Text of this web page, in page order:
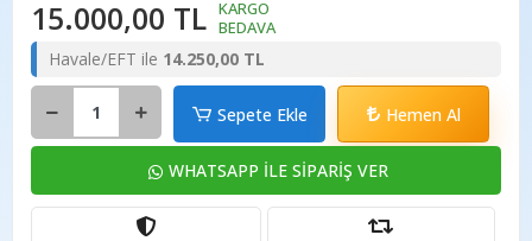
15.000,00 TL KARGO
BEDAVA
Havale/EFT ile 14.250,00 TL
Sepete Ekle Hemen Al
WHATSAPP İLE SİPARİŞ VER